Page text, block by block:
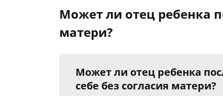
Может ли отец ребенка
матери?
Может ли отец ребенка
себе без согласия матери?